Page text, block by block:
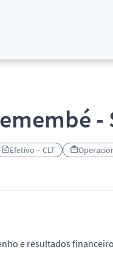
-
Efetivo – CLT
e resultados